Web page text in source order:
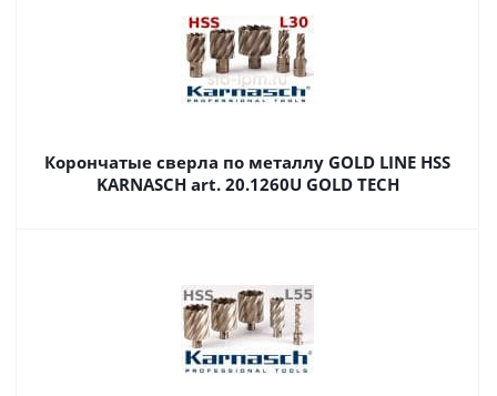
Корончатые сверла по металлу GOLD LINE HSS
KARNASCH art. 20.1260U GOLD TECH